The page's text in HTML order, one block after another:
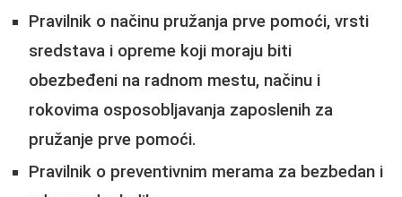
Pravilnik o načinu pružanja prve pomoći, vrsti
sredstava i opreme koji moraju biti
obezbeđeni na radnom mestu, načinu i
rokovima osposobljavanja zaposlenih za
pružanje prve pomoći.
Pravilnik o preventivnim merama za bezbedan i